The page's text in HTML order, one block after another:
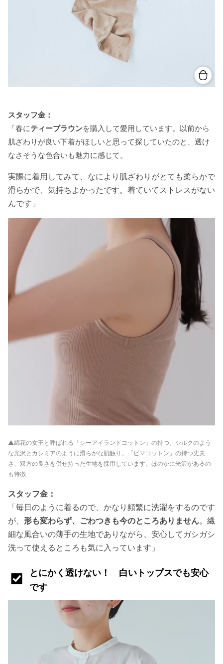
スタッフ金：
「春にティーブラウンを購入して愛用しています。以前から
肌ざわりが良い下着がほしいと思って探していたのと、透け
なさそうな色合いも魅力に感じて。
実際に着用してみて、なにより肌ざわりがとても柔らかで
滑らかで、気持ちよかったです。着ていてストレスがない
んです」
▲綿花の女王と呼ばれる「シーアイランドコットン」の持つ、シルクのよう
な光沢とカシミアのように滑らかな肌触り。「ピマコットン」の持つ丈夫
さ、双方の良さを併せ持った生地を採用しています。ほのかに光沢があるの
も特徴
スタッフ金：
「毎日のように着るので、かなり頻繁に洗濯をするのです
が、 形も変わらず、ごわつきも今のところありません。繊
細な風合いの薄手の生地でありながら、安心してガシガシ
洗って使えるところも気に入っています」
とにかく透けない！ 白いトップスでも安心
です